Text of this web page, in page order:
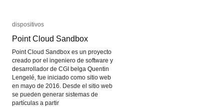
dispositivos
Point Cloud Sandbox
Point Cloud Sandbox es un proyecto
creado por el ingeniero de software y
desarrollador de CGI belga Quentin
Lengelé, fue iniciado como sitio web
en mayo de 2016. Desde el sitio web
se pueden generar sistemas de
partículas a partir
dispositivos
Point Cloud Sandbox